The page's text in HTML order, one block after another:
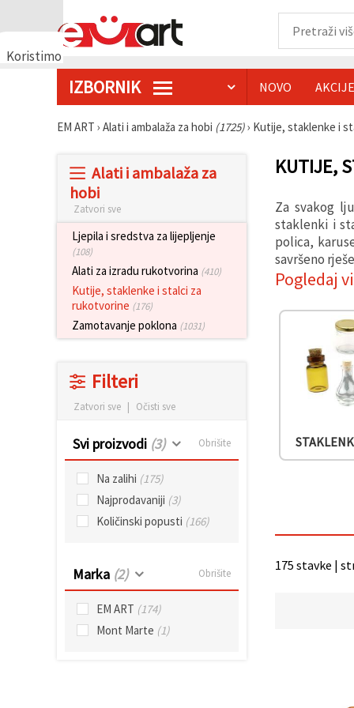
Koristimo
IZBORNIK NOVO AKCIJE
EM ART › Alati i ambalaža za hobi (1725)› Kutije, staklenke i
Alati i ambalaža za
hobi
Zatvori sve
Ljepila i sredstva za lijepljenje
(108)
Alati za izradu rukotvorina (410)
Kutije, staklenke i stalci za
rukotvorine (176)
Zamotavanje poklona (1031)
Filteri
Zatvori sve | Očisti sve
Svi proizvodi (3) Obrišite
Na zalihi (175)
Najprodavaniji (3)
Količinski popusti (166)
Marka (2) Obrišite
EM ART (174)
Mont Marte (1)
KUTIJE,
Za svakog
staklenki i
polica,
savršeno
Pogledaj
175 stavke |